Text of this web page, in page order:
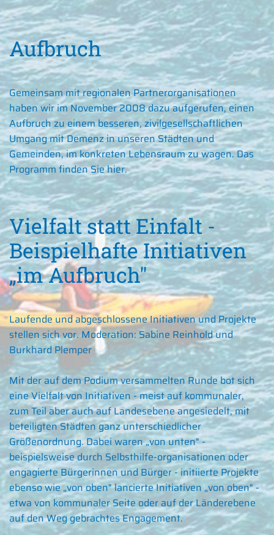
Aufbruch
Gemeinsam mit regionalen Partnerorganisationen
haben wir im November 2008 dazu aufgerufen, einen
Aufbruch zu einem besseren, zivilgesellschaftlichen
Umgang mit Demenz in unseren Städten und
Gemeinden, im konkreten Lebensraum zu wagen. Das
Programm finden Siehier.
Vielfalt statt Einfalt -
Beispielhafte Initiativen
„im Aufbruch"
Laufende und abgeschlossene Initiativen und Projekte
stellen sich vor. Moderation: Sabine Reinhold und
Burkhard Plemper
Mit der auf dem Podium versammelten Runde bot sich
eine Vielfalt von Initiativen - meist auf kommunaler,
zum Teil aber auch auf Landesebene angesiedelt, mit
beteiligten Städten ganz unterschiedlicher
Größenordnung. Dabei waren „von unten" -
beispielsweise durch Selbsthilfe-organisationen oder
engagierte Bürgerinnen und Bürger - initiierte Projekte
ebenso wie „von oben" lancierte Initiativen „von oben" -
etwa von kommunaler Seite oder auf der Länderebene
auf den Weg gebrachtes Engagement.